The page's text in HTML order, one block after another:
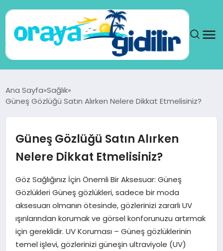
SAĞLIK
DÜNYA
SEYAHAT
TEKNOLOJI
YAŞAM
Ana Sayfa Sağlık
Güneş Gözlüğü Satın Alırken Nelere Dikkat Etmelisiniz?
Güneş Gözlüğü Satın Alırken
Nelere Dikkat Etmelisiniz?
Göz Sağlığınız İçin Önemli Bir Aksesuar: Güneş
Gözlükleri Güneş gözlükleri, sadece bir moda
aksesuarı olmanın ötesinde, gözlerinizi zararlı UV
ışınlarından korumak ve görsel konforunuzu artırmak
için gereklidir. UV Koruması – Güneş gözlüklerinin
temel işlevi, gözlerinizi güneşin ultraviyole (UV)